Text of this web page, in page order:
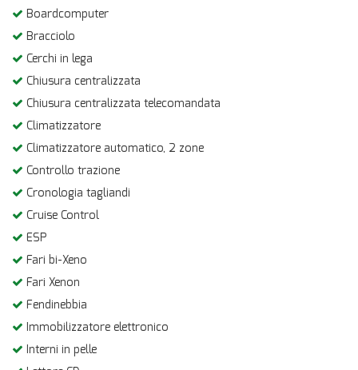
Boardcomputer
Bracciolo
Cerchi in lega
Chiusura centralizzata
Chiusura centralizzata telecomandata
Climatizzatore
Climatizzatore automatico, 2 zone
Controllo trazione
Cronologia tagliandi
Cruise Control
ESP
Fari bi-Xeno
Fari Xenon
Fendinebbia
Immobilizzatore elettronico
Interni in pelle